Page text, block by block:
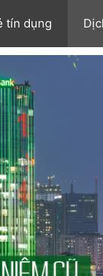
tín dụng